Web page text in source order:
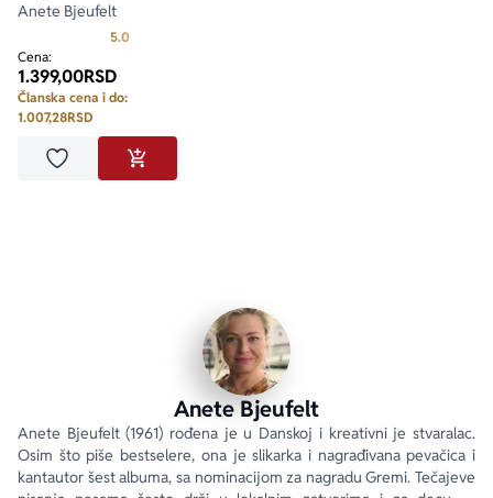
Anete Bjeufelt
5.0
Cena:
1.399,00RSD
Članska cena i do:
1.007,28RSD
Dodaj u omiljeneDODAJ U KORPU
Anete Bjeufelt
Anete Bjeufelt (1961) rođena je u Danskoj i kreativni je stvaralac.
Osim što piše bestselere, ona je slikarka i nagrađivana pevačica i
kantautor šest albuma, sa nominacijom za nagradu Gremi. Tečajeve